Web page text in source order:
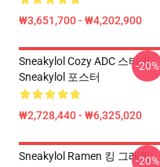
₩3,651,700 - ₩4,202,900
Sneakylol Cozy ADC 스타일
Sneakylol 포스터
₩2,728,440 - ₩6,325,020
-20%
Sneakylol Ramen 킹 그래픽
-20%